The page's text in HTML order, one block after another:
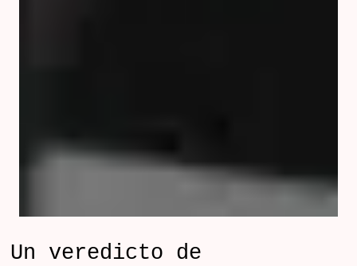
Un veredicto de